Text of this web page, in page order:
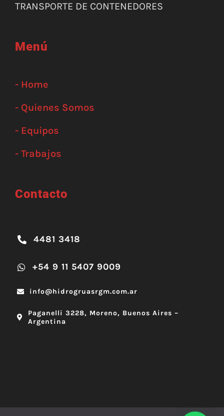
TRANSPORTE DE CONTENEDORES
Menú
- Home
- Quienes Somos
- Equipos
- Trabajos
Contacto
4481 3418
+54 9 11 5407 9009
info@hidrogruasrgm.com.ar
Paganelli 3228, Moreno, Buenos Aires –
Argentina